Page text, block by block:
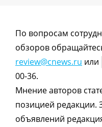
По вопросам
обзоров
review@cnews.ru или
00-36.
Мнение авторов
позицией редакции.
объявлений